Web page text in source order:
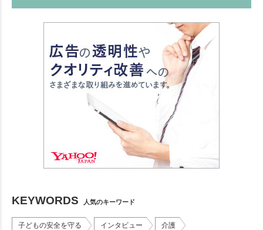
KEYWORDS 人気のキーワード
子どもの安全を守る インタビュー 介護